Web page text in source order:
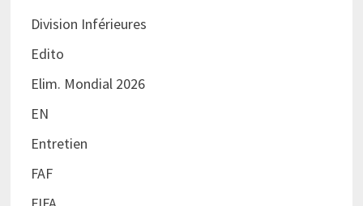
Division Inférieures
Edito
Elim. Mondial 2026
EN
Entretien
FAF